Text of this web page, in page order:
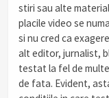
stiri sau alte
placile video se
si nu cred ca
alt editor, jurnalist,
testat la fel de
de fata. Evident,